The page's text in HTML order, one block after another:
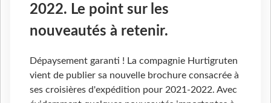
2022. Le point sur les
nouveautés à retenir.
Dépaysement garanti ! La compagnie Hurtigruten
vient de publier sa nouvelle brochure consacrée à
ses croisières d'expédition pour 2021-2022. Avec